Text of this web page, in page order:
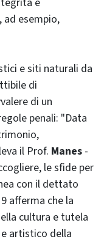
ad esempio,
e siti naturali da
di
di un
penali: "Data
il Prof. Manes -
le sfide per
con il dettato
afferma che la
cultura e tutela
artistico della